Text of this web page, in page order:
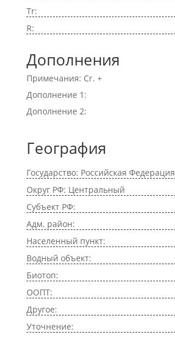
Tr:
R:
Дополнения
Примечания: Cr. +
Дополнение 1:
Дополнение 2:
География
Государство: Российская Федерация
Округ РФ: Центральный
Субъект РФ:
Адм. район:
Населенный пункт:
Водный объект:
Биотоп:
ООПТ:
Другое:
Уточнение: